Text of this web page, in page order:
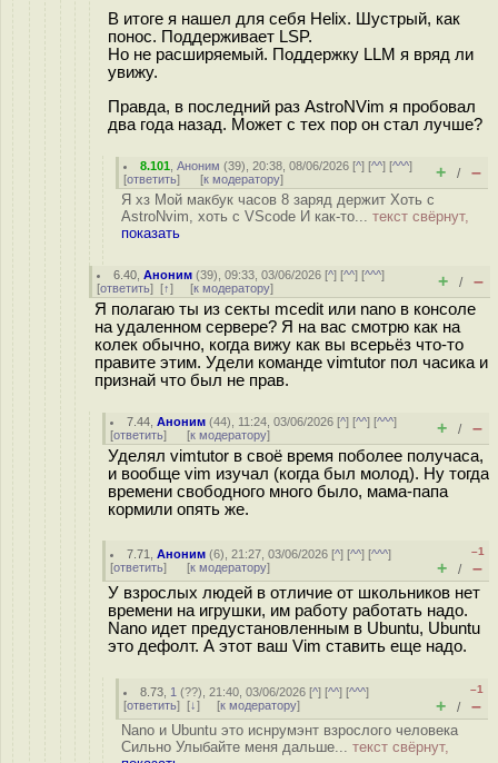
В итоге я нашел для себя Helix. Шустрый, как
понос. Поддерживает LSP.
Но не расширяемый. Поддержку LLM я вряд ли
увижу.
Правда, в последний раз AstroNVim я пробовал
два года назад. Может с тех пор он стал лучше?
8.101 ,Аноним (39), 20:38, 08/06/2026 [^] [^^] [^^^]
[ответить] [к модератору] + / –
Я хз Мой макбук часов 8 заряд держит Хоть с
AstroNvim, хоть с VScode И как-то... текст свёрнут,
показать
6.40 ,Аноним (39), 09:33, 03/06/2026 [^] [^^] [^^^]
[ответить] [↑] [к модератору] + / –
Я полагаю ты из секты mcedit или nano в консоле
на удаленном сервере? Я на вас смотрю как на
колек обычно, когда вижу как вы всерьёз что-то
правите этим. Удели команде vimtutor пол часика и
признай что был не прав.
7.44 ,Аноним (44), 11:24, 03/06/2026 [^] [^^] [^^^]
[ответить] [к модератору] + / –
Уделял vimtutor в своё время поболее получаса,
и вообще vim изучал (когда был молод). Ну тогда
времени свободного много было, мама-папа
кормили опять же.
7.71 ,Аноним (6), 21:27, 03/06/2026 [^] [^^] [^^^]
[ответить] [к модератору]
–1
+ / –
У взрослых людей в отличие от школьников нет
времени на игрушки, им работу работать надо.
Nano идет предустановленным в Ubuntu, Ubuntu
это дефолт. А этот ваш Vim ставить еще надо.
8.73 1 (??), 21:40, 03/06/2026 [^] [^^] [^^^]
[ответить] [↓] [к модератору]
–1
+ / –
Nano и Ubuntu это иснрумэнт взрослого человека
Сильно Улыбайте меня дальше... текст свёрнут,